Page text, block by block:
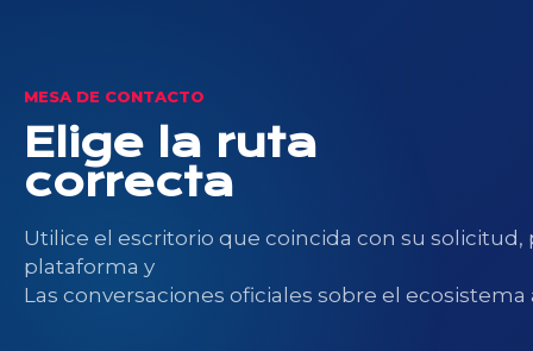
MESA DE CONTACTO
Elige la ruta
correcta
Utilice el escritorio que coincida con su
plataforma y
Las conversaciones oficiales sobre el